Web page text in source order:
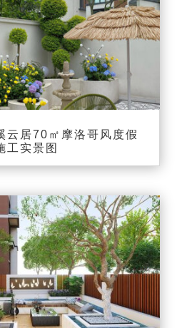
云居70㎡摩洛哥风度假
工实景图